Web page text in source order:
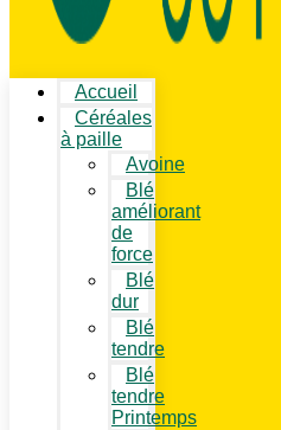
Accueil
Céréales
à paille
Avoine
Blé
améliorant
de
force
Blé
dur
Blé
tendre
Blé
tendre
Printemps